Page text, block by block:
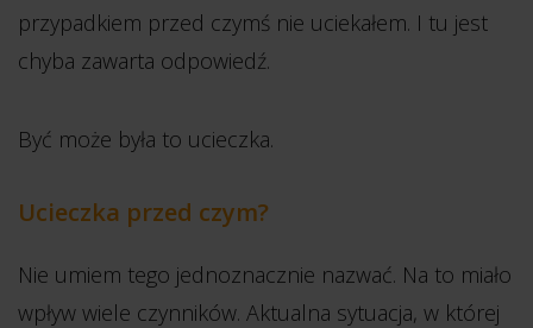
przypadkiem przed czymś nie uciekałem. I tu jest
chyba zawarta odpowiedź.
Być może była to ucieczka.
Ucieczka przed czym?
Nie umiem tego jednoznacznie nazwać. Na to miało
wpływ wiele czynników. Aktualna sytuacja, w której